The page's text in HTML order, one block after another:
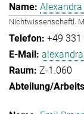
Nichtwissenschaftl.
+49 331
Z-1.060